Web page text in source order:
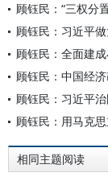
顾钰民：“三权分
顾钰民：习近平
顾钰民：习近平
顾钰民：用马克
相同主题阅读